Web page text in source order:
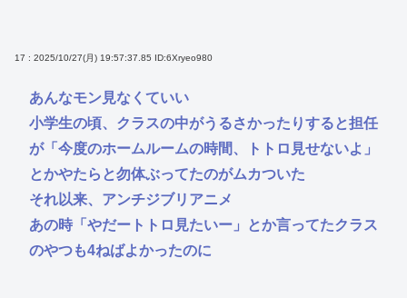
17 : 2025/10/27(月) 19:57:37.85 ID:6Xryeo980
あんなモン見なくていい
小学生の頃、クラスの中がうるさかったりすると担任
が「今度のホームルームの時間、トトロ見せないよ」
とかやたらと勿体ぶってたのがムカついた
それ以来、アンチジブリアニメ
あの時「やだートトロ見たいー」とか言ってたクラス
のやつも4ねばよかったのに